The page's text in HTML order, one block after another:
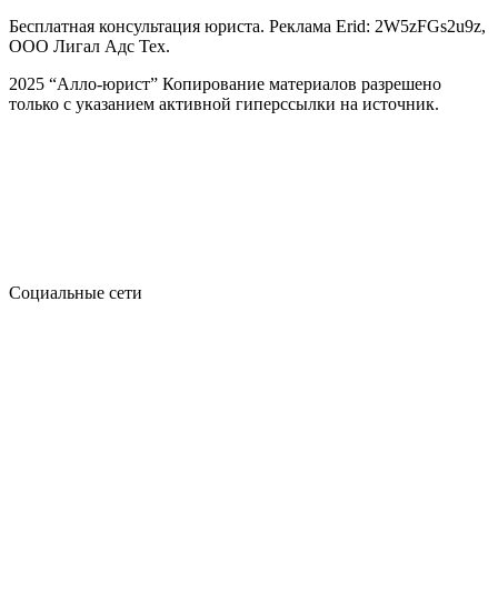
Бесплатная консультация юриста. Реклама Erid: 2W5zFGs2u9z,
ООО Лигал Адс Тех.
2025 “Алло-юрист” Копирование материалов разрешено
только с указанием активной гиперссылки на источник.
Социальные сети